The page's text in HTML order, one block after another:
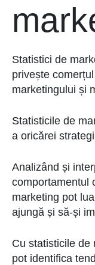
Statistici de
privește
marketingului și
Statisticile de
a oricărei
Analizând și
comportamentul
marketing pot
ajungă și să-și
Cu statisticile de
pot identifica